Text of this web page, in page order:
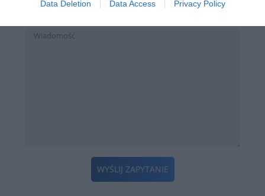
Data Deletion Data Access Privacy Policy
WYŚLIJ ZAPYTANIE